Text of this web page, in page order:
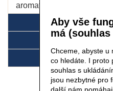
aromaterapii
Aby vše
má
Chceme, abyste u
co hledáte. I proto
souhlas s
jsou nezbytné pro
další nám